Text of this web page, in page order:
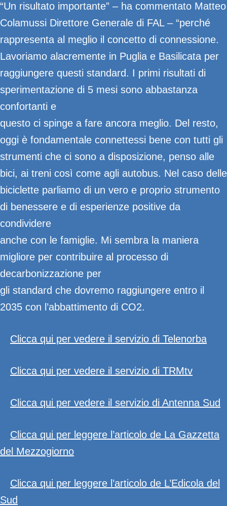
“Un risultato importante” – ha commentato Matteo
Colamussi Direttore Generale di FAL – “perché
rappresenta al meglio il concetto di connessione.
Lavoriamo alacremente in Puglia e Basilicata per
raggiungere questi standard. I primi risultati di
sperimentazione di 5 mesi sono abbastanza
confortanti e
questo ci spinge a fare ancora meglio. Del resto,
oggi è fondamentale connettessi bene con tutti gli
strumenti che ci sono a disposizione, penso alle
bici, ai treni così come agli autobus. Nel caso delle
biciclette parliamo di un vero e proprio strumento
di benessere e di esperienze positive da
condividere
anche con le famiglie. Mi sembra la maniera
migliore per contribuire al processo di
decarbonizzazione per
gli standard che dovremo raggiungere entro il
2035 con l’abbattimento di CO2.
Clicca qui per vedere il servizio di Telenorba
Clicca qui per vedere il servizio di TRMtv
Clicca qui per vedere il servizio di Antenna Sud
Clicca qui per leggere l’articolo de La Gazzetta
del Mezzogiorno
Clicca qui per leggere l’articolo de L’Edicola del
Sud